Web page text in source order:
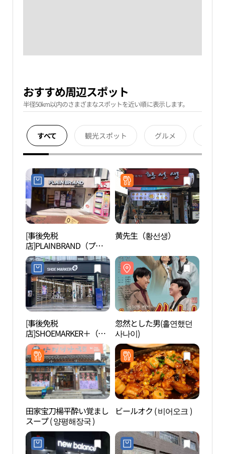
おすすめ周辺スポット
半径50km以内のさまざまなスポットを近い順に表示します。
すべて 観光スポット グルメ
[事後免税
店]PLAINBRAND（プレ
ーンブランド）(플레인
브랜드)
黄先生（황선생）
[事後免税
店]SHOEMARKER＋（シ
ューマーカープラス）・
テハンノ（大学路）店
(슈마커플러스 대학로점)
忽然とした男(홀연했던
사나이)
田家宝刀楊平酔い覚まし
スープ ( 양평해장국 )
ビールオク ( 비어오크 )